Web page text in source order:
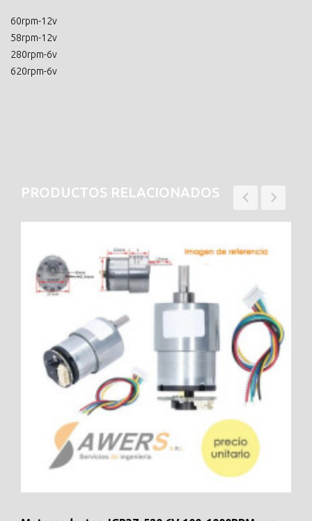
60rpm-12v
58rpm-12v
280rpm-6v
620rpm-6v
PRODUCTOS RELACIONADOS